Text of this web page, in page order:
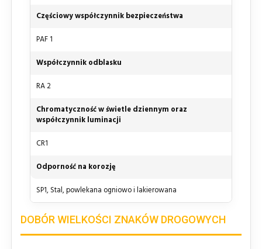
Częściowy współczynnik bezpieczeństwa
PAF 1
Współczynnik odblasku
RA 2
Chromatyczność w świetle dziennym oraz
współczynnik luminacji
CR1
Odporność na korozję
SP1, Stal, powlekana ogniowo i lakierowana
DOBÓR WIELKOŚCI ZNAKÓW DROGOWYCH